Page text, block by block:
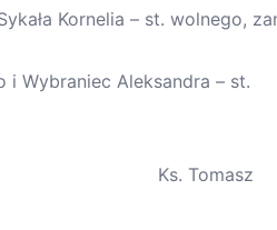
Kornelia – st. wolnego,
i Wybraniec Aleksandra – st.